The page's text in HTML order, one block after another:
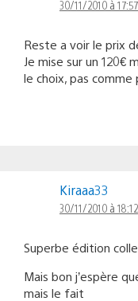
30/11/2010 à 17:57
Reste a voir le prix
Je mise sur un 120€
le choix, pas comme
Kiraaa33
30/11/2010 à 18:12
Superbe édition
Mais bon j’espère
mais le fait